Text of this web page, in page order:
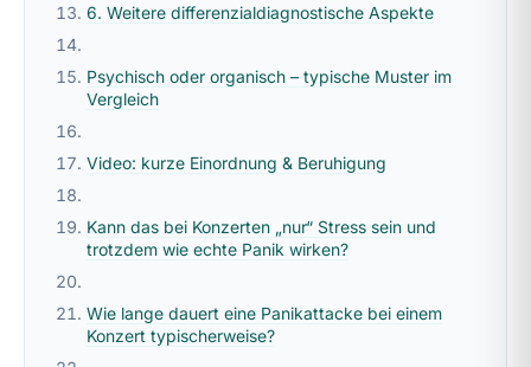
6. Weitere differenzialdiagnostische Aspekte
Psychisch oder organisch – typische Muster im
Vergleich
Video: kurze Einordnung & Beruhigung
Kann das bei Konzerten „nur“ Stress sein und
trotzdem wie echte Panik wirken?
Wie lange dauert eine Panikattacke bei einem
Konzert typischerweise?